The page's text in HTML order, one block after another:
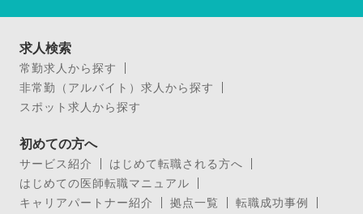
求人検索
常勤求人から探す
非常勤（アルバイト）求人から探す
スポット求人から探す
初めての方へ
サービス紹介
はじめて転職される方へ
はじめての医師転職マニュアル
キャリアパートナー紹介
拠点一覧
転職成功事例